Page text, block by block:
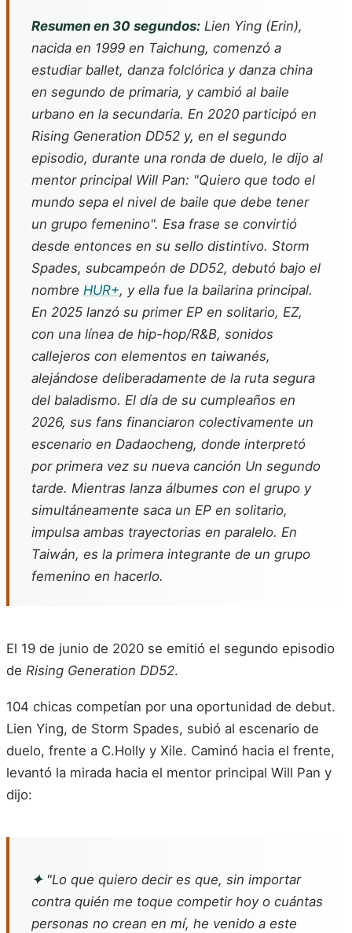
Resumen en 30 segundos: Lien Ying (Erin),
nacida en 1999 en Taichung, comenzó a
estudiar ballet, danza folclórica y danza china
en segundo de primaria, y cambió al baile
urbano en la secundaria. En 2020 participó en
Rising Generation DD52 y, en el segundo
episodio, durante una ronda de duelo, le dijo al
mentor principal Will Pan: "Quiero que todo el
mundo sepa el nivel de baile que debe tener
un grupo femenino". Esa frase se convirtió
desde entonces en su sello distintivo. Storm
Spades, subcampeón de DD52, debutó bajo el
nombre HUR+, y ella fue la bailarina principal.
En 2025 lanzó su primer EP en solitario, EZ,
con una línea de hip-hop/R&B, sonidos
callejeros con elementos en taiwanés,
alejándose deliberadamente de la ruta segura
del baladismo. El día de su cumpleaños en
2026, sus fans financiaron colectivamente un
escenario en Dadaocheng, donde interpretó
por primera vez su nueva canción Un segundo
tarde. Mientras lanza álbumes con el grupo y
simultáneamente saca un EP en solitario,
impulsa ambas trayectorias en paralelo. En
Taiwán, es la primera integrante de un grupo
femenino en hacerlo.
El 19 de junio de 2020 se emitió el segundo episodio
de Rising Generation DD52.
104 chicas competían por una oportunidad de debut.
Lien Ying, de Storm Spades, subió al escenario de
duelo, frente a C.Holly y Xile. Caminó hacia el frente,
levantó la mirada hacia el mentor principal Will Pan y
dijo:
✦"Lo que quiero decir es que, sin importar
contra quién me toque competir hoy o cuántas
personas no crean en mí, he venido a este